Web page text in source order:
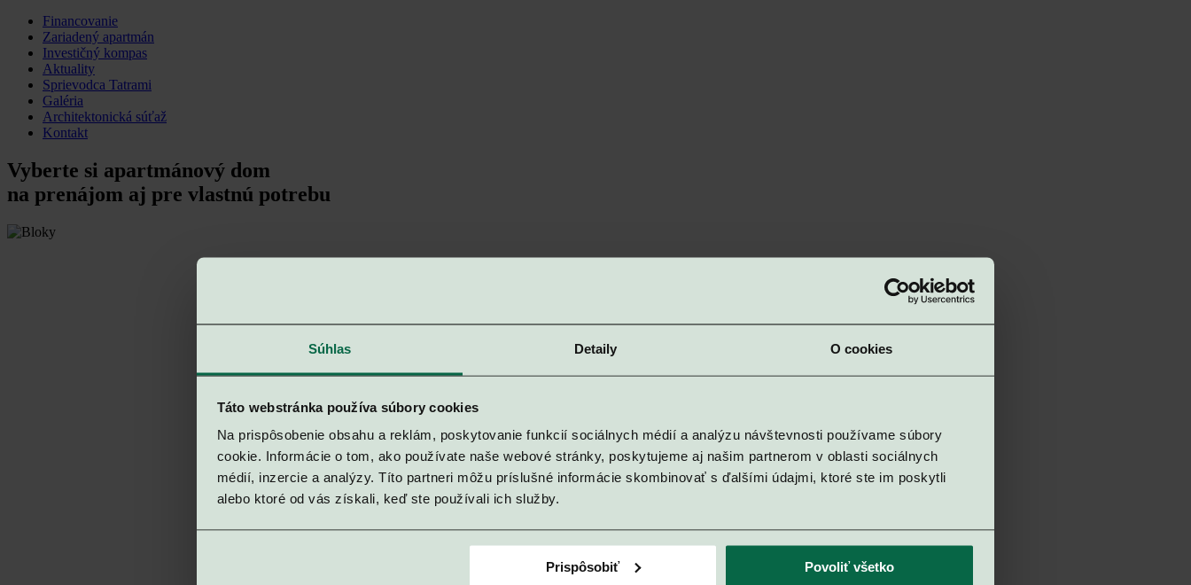
Súhlas Detaily O cookies
Táto webstránka používa súbory cookies
Na prispôsobenie obsahu a reklám, poskytovanie funkcií sociálnych médií a analýzu návštevnosti používame súbory
cookie. Informácie o tom, ako používate naše webové stránky, poskytujeme aj našim partnerom v oblasti sociálnych
médií, inzercie a analýzy. Títo partneri môžu príslušné informácie skombinovať s ďalšími údajmi, ktoré ste im poskytli
alebo ktoré od vás získali, keď ste používali ich služby.
Prispôsobiť Povoliť všetko
Financovanie
Zariadený apartmán
Investičný kompas
Aktuality
Sprievodca Tatrami
Galéria
Architektonická súťaž
Kontakt
Vyberte si apartmánový dom
na prenájom aj pre vlastnú potrebu